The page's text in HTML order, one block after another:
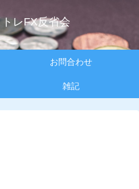
レFX反省会
お問合わせ
雑記